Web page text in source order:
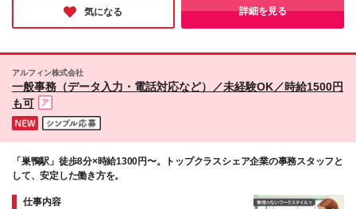
たい方 ☆自分に合った事務職を見つけたい方 ☆研修
やフォロー体制が充実した環境で働きたい方
評価の振り返りと起業評価のフィードバックを行って
います。 実績や成長は昇給・賞与でしっかりと評価
比谷線「虎ノ門ヒルズ」駅直結
働きやすさへのこだわりも魅力。長く安心して働きたい方におす
すめの企業です。
気になる 詳細を見る
アルフィン株式会社
一般事務（データ入力・電話対応など）／未経験OK／時給1500円
も可
「巣鴨駅」徒歩8分×時給1300円〜。トップクラスシェア企業の事務スタッフと
して、安定した働き方を。
仕事内容